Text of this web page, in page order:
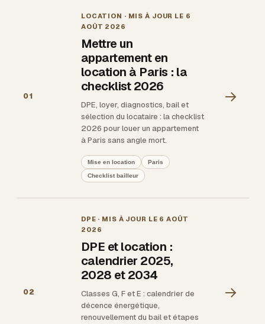
01
LOCATION · MIS À JOUR LE 6
AOÛT 2026
Mettre un
appartement en
location à Paris : la
checklist 2026
DPE, loyer, diagnostics, bail et
sélection du locataire : la checklist
2026 pour louer un appartement
à Paris sans angle mort.
Mise en location Paris
Checklist bailleur
→
02
DPE · MIS À JOUR LE 6 AOÛT
2026
DPE et location :
calendrier 2025,
2028 et 2034
Classes G, F et E : calendrier de
décence énergétique,
renouvellement du bail et étapes
→